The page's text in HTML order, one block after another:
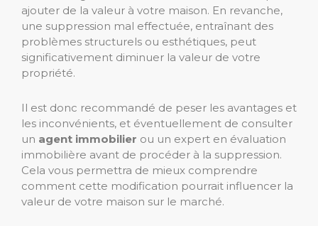
ajouter de la valeur à votre maison. En revanche,
une suppression mal effectuée, entraînant des
problèmes structurels ou esthétiques, peut
significativement diminuer la valeur de votre
propriété.
Il est donc recommandé de peser les avantages et
les inconvénients, et éventuellement de consulter
un agent immobilier ou un expert en évaluation
immobilière avant de procéder à la suppression.
Cela vous permettra de mieux comprendre
comment cette modification pourrait influencer la
valeur de votre maison sur le marché.